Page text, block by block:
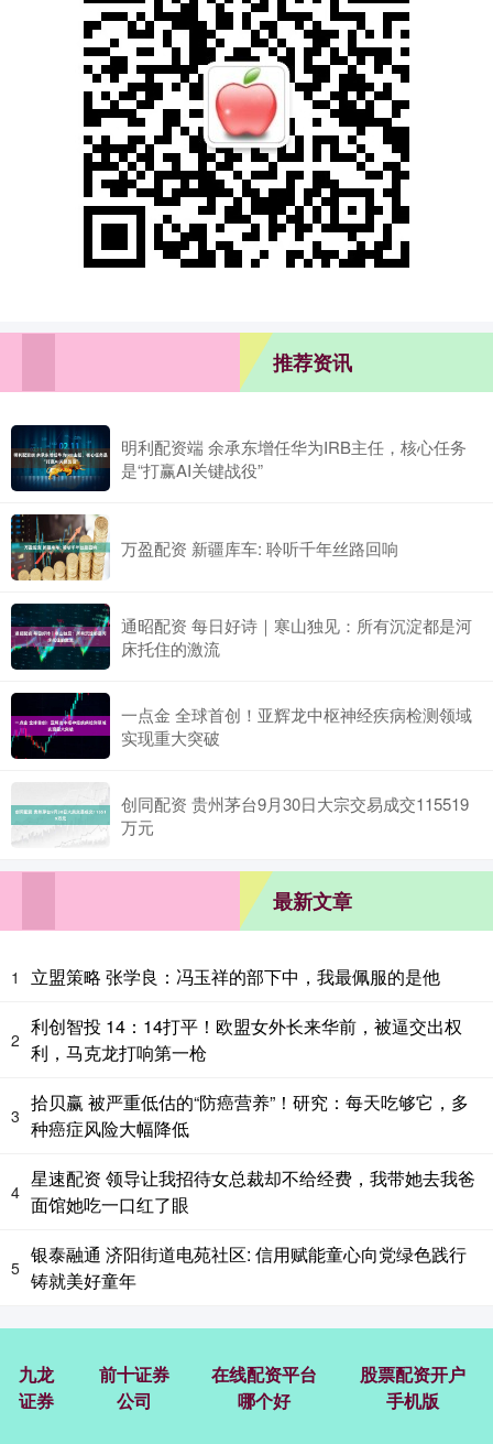
推荐资讯
明利配资端 余承东增任华为IRB主任，核心任务
是“打赢AI关键战役”
万盈配资 新疆库车: 聆听千年丝路回响
通昭配资 每日好诗｜寒山独见：所有沉淀都是河
床托住的激流
一点金 全球首创！亚辉龙中枢神经疾病检测领域
实现重大突破
创同配资 贵州茅台9月30日大宗交易成交115519
万元
最新文章
1 立盟策略 张学良：冯玉祥的部下中，我最佩服的是他
2
利创智投 14：14打平！欧盟女外长来华前，被逼交出权
利，马克龙打响第一枪
3
拾贝赢 被严重低估的“防癌营养”！研究：每天吃够它，多
种癌症风险大幅降低
4
星速配资 领导让我招待女总裁却不给经费，我带她去我爸
面馆她吃一口红了眼
5
银泰融通 济阳街道电苑社区: 信用赋能童心向党绿色践行
铸就美好童年
九龙
证券
前十证券
公司
在线配资平台
哪个好
股票配资开户
手机版